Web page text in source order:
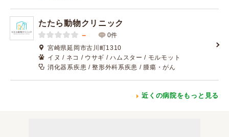
たたら動物クリニック
－
0件
宮崎県延岡市古川町1310
イヌ / ネコ / ウサギ / ハムスター / モルモット
消化器系疾患 / 整形外科系疾患 / 腫瘍・がん
近くの病院をもっと見る